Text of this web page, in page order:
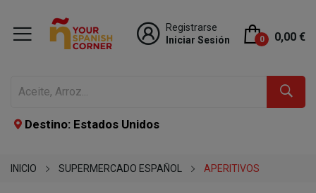
Registrarse
Iniciar Sesión
0 0,00 €
Destino: Estados Unidos
INICIO SUPERMERCADO ESPAÑOL APERITIVOS